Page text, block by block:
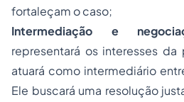
fortaleçam o caso;
Intermediação e
representará os interesses da
atuará como intermediário
Ele buscará uma resolução